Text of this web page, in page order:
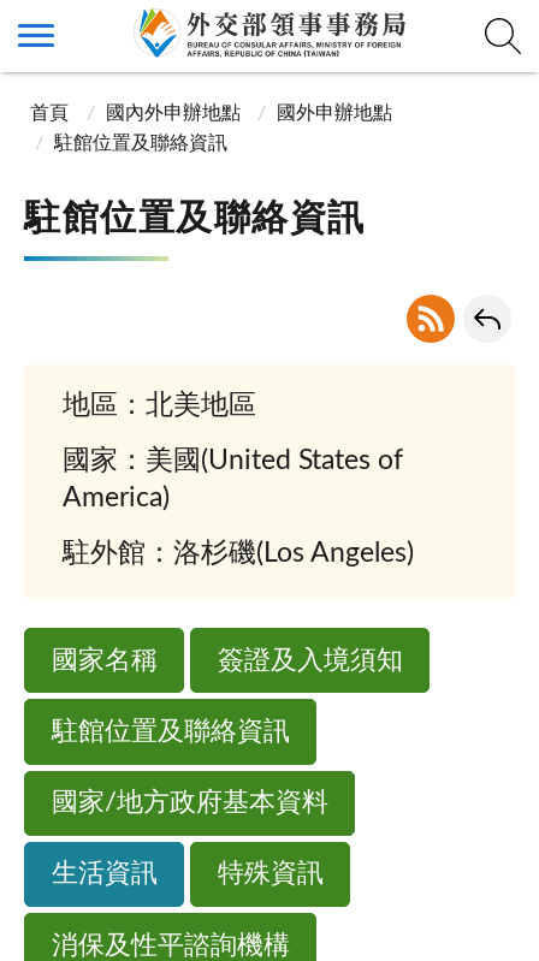
首頁 國內外申辦地點
國外申辦地點
駐館位置及聯絡資訊
駐館位置及聯絡資訊
地區：北美地區
國家：美國(United States of
America)
駐外館：洛杉磯(Los Angeles)
國家名稱 簽證及入境須知
駐館位置及聯絡資訊
國家/地方政府基本資料
生活資訊 特殊資訊
消保及性平諮詢機構